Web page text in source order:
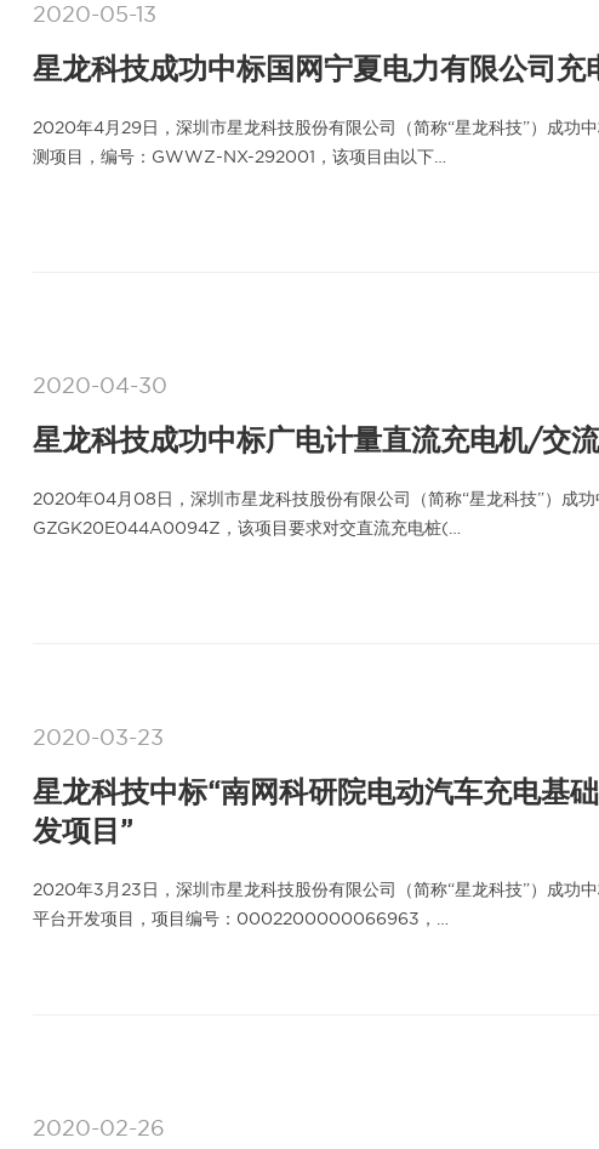
2020-05-13
星龙科技成功中标国网宁夏电力有限公司充
2020年4月29日，深圳市星龙科技股份有限公司（简称“星龙科技”）成功
测项目，编号：GWWZ-NX-292001，该项目由以下…
2020-04-30
星龙科技成功中标广电计量直流充电机/交
2020年04月08日，深圳市星龙科技股份有限公司（简称“星龙科技”）成
GZGK20E044A0094Z，该项目要求对交直流充电桩(…
2020-03-23
星龙科技中标“南网科研院电动汽车充电基
发项目”
2020年3月23日，深圳市星龙科技股份有限公司（简称“星龙科技”）成功
平台开发项目，项目编号：0002200000066963，…
2020-02-26